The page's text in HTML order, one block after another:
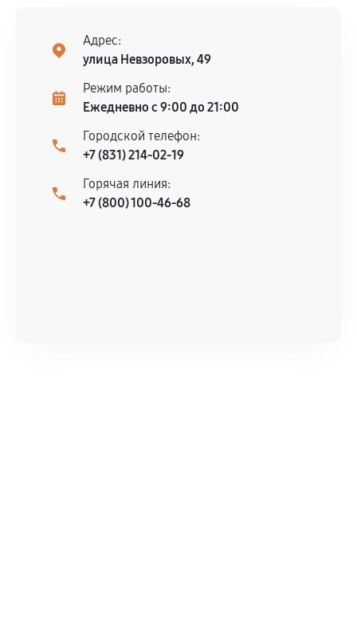
Адрес:
улица Невзоровых, 49
Режим работы:
Ежедневно с 9:00 до 21:00
Городской телефон:
+7 (831) 214-02-19
Горячая линия:
+7 (800) 100-46-68